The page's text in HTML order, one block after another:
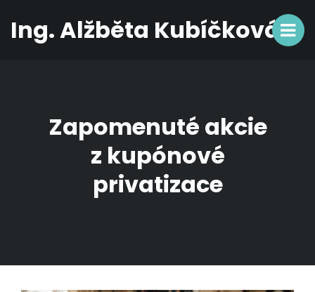
Ing. Alžběta Kubíčková
Zapomenuté akcie
z kupónové
privatizace